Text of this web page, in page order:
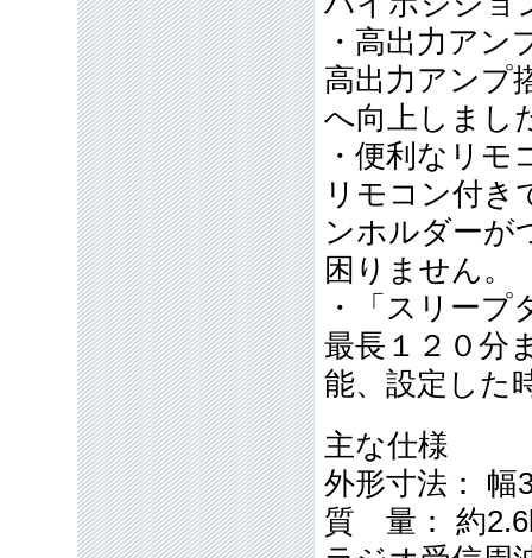
・高出力アン
高出力アンプ
へ向上しまし
・便利なリ
リモコン付き
ンホルダーが
困りません。
・「スリープ
最長１２０分
能、設定した
主な仕様
外形寸法： 幅
質 量： 約